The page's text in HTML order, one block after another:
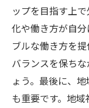
ップを目指す上
化や働き方が自
ブルな働き方を
バランスを保ち
ょう。最後に、
も重要です。地